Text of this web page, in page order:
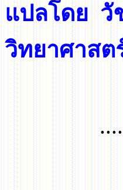
แปลโดยวั
วิทยาศาส